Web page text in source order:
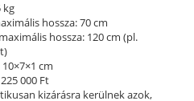
kg
hossza: 70 cm
hossza: 120 cm (pl.
cm
000 Ft
kizárásra kerülnek azok,